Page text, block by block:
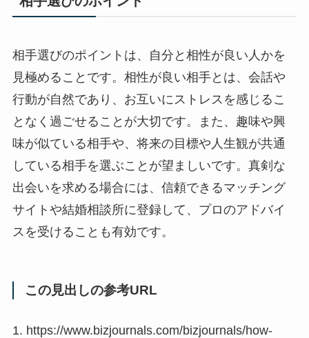
相手選びのポイントは、自分と相性が良い人かを
見極めることです。相性が良い相手とは、会話や
行動が自然であり、お互いにストレスを感じるこ
となく過ごせることが大切です。また、趣味や興
味が似ている相手や、将来の目標や人生観が共通
している相手を選ぶことが望ましいです。真剣な
出会いを求める場合には、信頼できるマッチング
サイトや結婚相談所に登録して、プロのアドバイ
スを受けることも有効です。
この見出しの参考URL
1. https://www.bizjournals.com/bizjournals/how-